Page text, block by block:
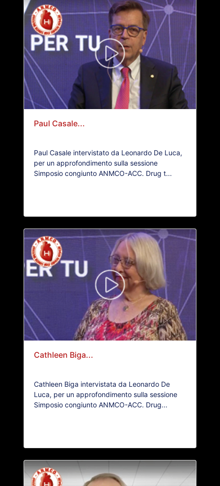
Paul Casale...
Paul Casale intervistato da Leonardo De Luca,
per un approfondimento sulla sessione
Simposio congiunto ANMCO-ACC. Drug t...
Cathleen Biga...
Cathleen Biga intervistata da Leonardo De
Luca, per un approfondimento sulla sessione
Simposio congiunto ANMCO-ACC. Drug...